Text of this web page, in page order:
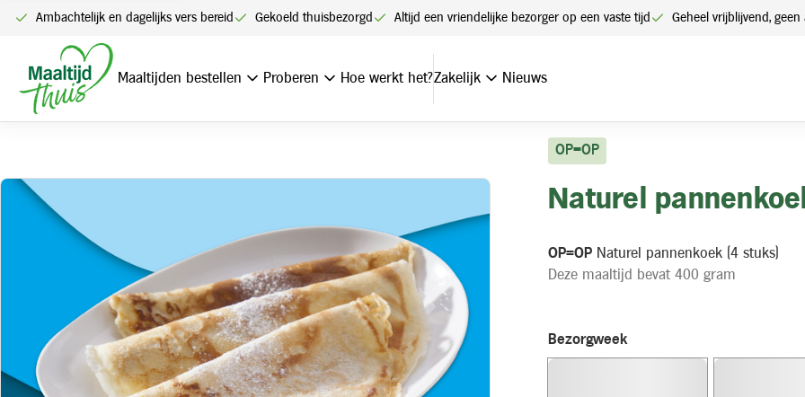
Ambachtelijk en dagelijks vers bereid Gekoeld thuisbezorgd Altijd een vriendelijke bezorger op een vaste tijd Geheel vrijblijvend,
Maaltijden bestellen Proberen Hoe werkt het?Zakelijk Nieuws
HomeNaturel pannenkoek (4 stuks) OP=OP
OP=OP
Naturel
OP=OP Naturel pannenkoek (4 stuks)
Deze maaltijd bevat 400 gram
Bezorgweek